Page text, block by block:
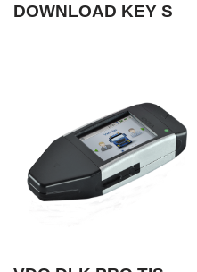
DOWNLOAD KEY S